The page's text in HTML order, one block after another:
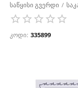
საწყისი გვერდი /
სადემონსტრაციო
კოდი: 335899